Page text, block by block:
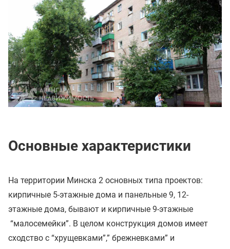
Основные характеристики
На территории Минска 2 основных типа проектов:
кирпичные 5-этажные дома и панельные 9, 12-
этажные дома, бывают и кирпичные 9-этажные
“малосемейки”. В целом конструкция домов имеет
сходство с “хрущевками”,” брежневками” и